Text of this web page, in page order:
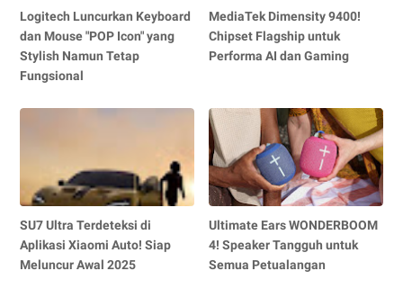
Logitech Luncurkan Keyboard
dan Mouse "POP Icon" yang
Stylish Namun Tetap
Fungsional
MediaTek Dimensity 9400!
Chipset Flagship untuk
Performa AI dan Gaming
SU7 Ultra Terdeteksi di
Aplikasi Xiaomi Auto! Siap
Meluncur Awal 2025
Ultimate Ears WONDERBOOM
4! Speaker Tangguh untuk
Semua Petualangan